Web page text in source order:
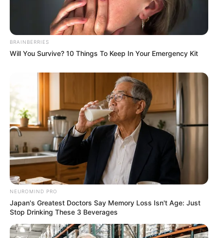
Simply Inger
BRAINBERRIES
Will You Survive? 10 Things To Keep In Your Emergency Kit
NEUROMIND PRO
Japan's Greatest Doctors Say Memory Loss Isn't Age: Just
Stop Drinking These 3 Beverages